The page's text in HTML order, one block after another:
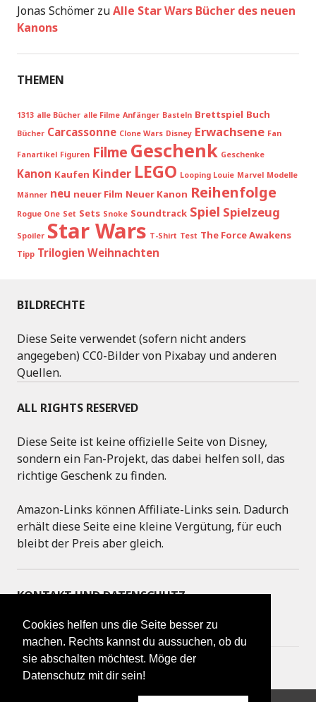
Cookies helfen uns die Seite besser zu
machen. Rechts kannst du aussuchen, ob du
sie abschalten möchtest. Möge der
Datenschutz mit dir sein!
Jonas Schömer zuAlle Star Wars Bücher des neuen
Kanons
THEMEN
1313 alle Bücher alle Filme Anfänger Basteln Brettspiel Buch
Bücher Carcassonne Clone Wars Disney Erwachsene Fan
Fanartikel Figuren Filme Geschenk Geschenke
Kanon Kaufen Kinder LEGO Looping Louie Marvel Modelle
Männer neu neuer Film Neuer Kanon Reihenfolge
Rogue One Set Sets Snoke Soundtrack Spiel Spielzeug
Spoiler Star Wars T-Shirt Test The Force Awakens
Tipp Trilogien Weihnachten
BILDRECHTE
Diese Seite verwendet (sofern nicht anders
angegeben) CC0-Bilder von Pixabay und anderen
Quellen.
ALL RIGHTS RESERVED
Diese Seite ist keine offizielle Seite von Disney,
sondern ein Fan-Projekt, das dabei helfen soll, das
richtige Geschenk zu finden.
Amazon-Links können Affiliate-Links sein. Dadurch
erhält diese Seite eine kleine Vergütung, für euch
bleibt der Preis aber gleich.
KONTAKT UND DATENSCHUTZ
IMPRESSUM
DATENSCHUTZERKLÄRUNG